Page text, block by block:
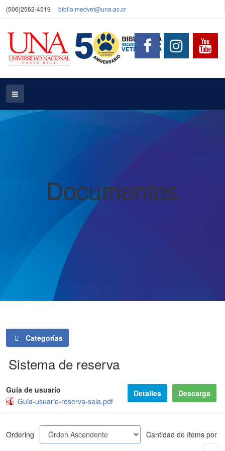
(506)2562-4519 biblio.medvet@una.ac.cr
Documentos
Categorías
Sistema de reserva
Guía de usuario
Guia-usuario-reserva-sala.pdf
Descarga
Detalles
Ordering Cantidad de ítems por